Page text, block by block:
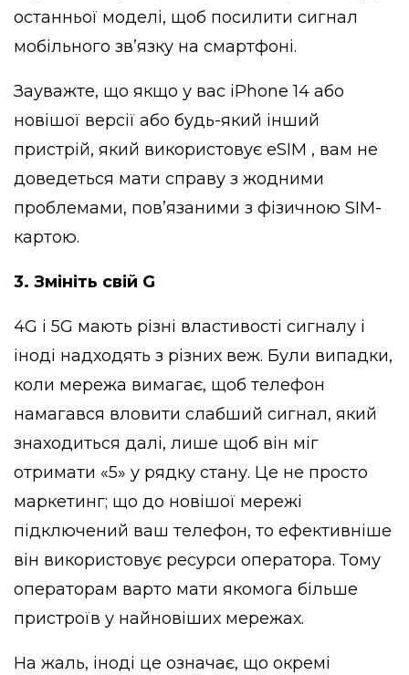
останньої моделі, щоб посилити сигнал
мобільного зв’язку на смартфоні.
Зауважте, що якщо у вас iPhone 14 або
новішої версії або будь-який інший
пристрій, який використовує eSIM , вам не
доведеться мати справу з жодними
проблемами, пов’язаними з фізичною SIM-
картою.
3. Змініть свій G
4G і 5G мають різні властивості сигналу і
іноді надходять з різних веж. Були випадки,
коли мережа вимагає, щоб телефон
намагався вловити слабший сигнал, який
знаходиться далі, лише щоб він міг
отримати «5» у рядку стану. Це не просто
маркетинг; що до новішої мережі
підключений ваш телефон, то ефективніше
він використовує ресурси оператора. Тому
операторам варто мати якомога більше
пристроїв у найновіших мережах.
На жаль, іноді це означає, що окремі